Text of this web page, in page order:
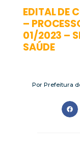
EDITAL DE
–
01/2023 –
SAÚDE
PorPrefeitura